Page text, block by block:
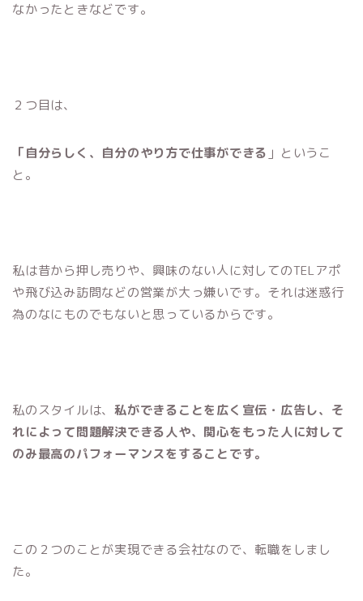
なかったときなどです。
２つ目は、
「自分らしく、自分のやり方で仕事ができる 」というこ
と。
私は昔から押し売りや、興味のない人に対してのTELアポ
や飛び込み訪問などの営業が大っ嫌いです。それは迷惑行
為のなにものでもないと思っているからです。
私のスタイルは、私ができることを広く宣伝・広告し、そ
れによって問題解決できる人や、関心をもった人に対して
のみ最高のパフォーマンスをすることです。
この２つのことが実現できる会社なので、転職をしまし
た。